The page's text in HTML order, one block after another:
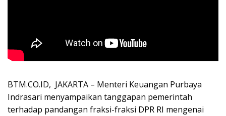
BTM.CO.ID, JAKARTA – Menteri Keuangan Purbaya
Indrasari menyampaikan tanggapan pemerintah
terhadap pandangan fraksi-fraksi DPR RI mengenai